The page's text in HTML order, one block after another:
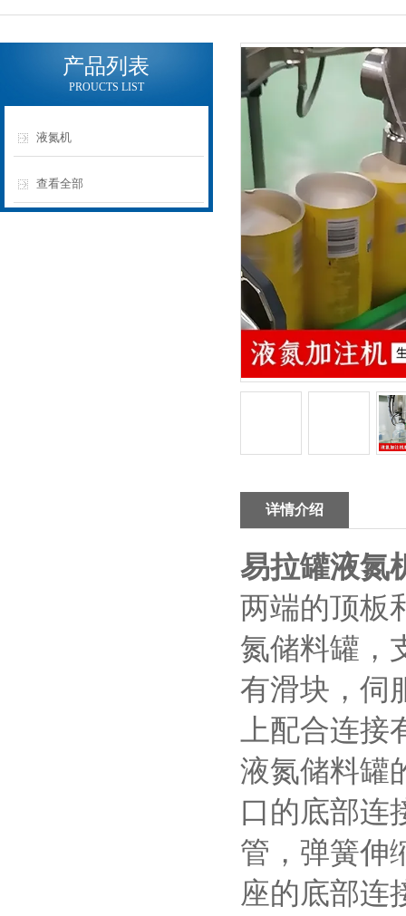
产品列表
PROUCTS LIST
液氮机
查看全部
详情介绍
易拉罐液氮
两端的顶板
氮储料罐，
有滑块，伺
上配合连
液氮储料罐
口的底部连
管，弹簧伸
座的底部连